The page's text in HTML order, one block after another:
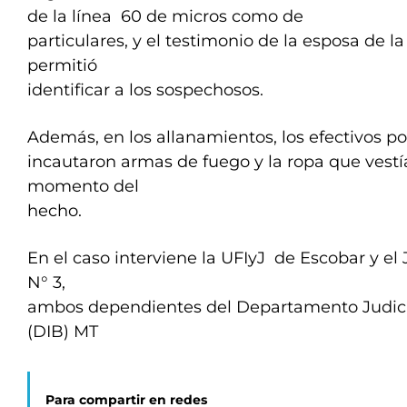
de la línea 60 de micros como de
particulares, y el testimonio de la esposa de
permitió
identificar a los sospechosos.
Además, en los allanamientos, los efectivos
incautaron armas de fuego y la ropa que
momento del
hecho.
En el caso interviene la UFIyJ de Escobar y el
N° 3,
ambos dependientes del Departamento
(DIB) MT
Para compartir en redes